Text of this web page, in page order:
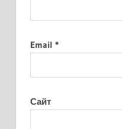
Email *
Сайт